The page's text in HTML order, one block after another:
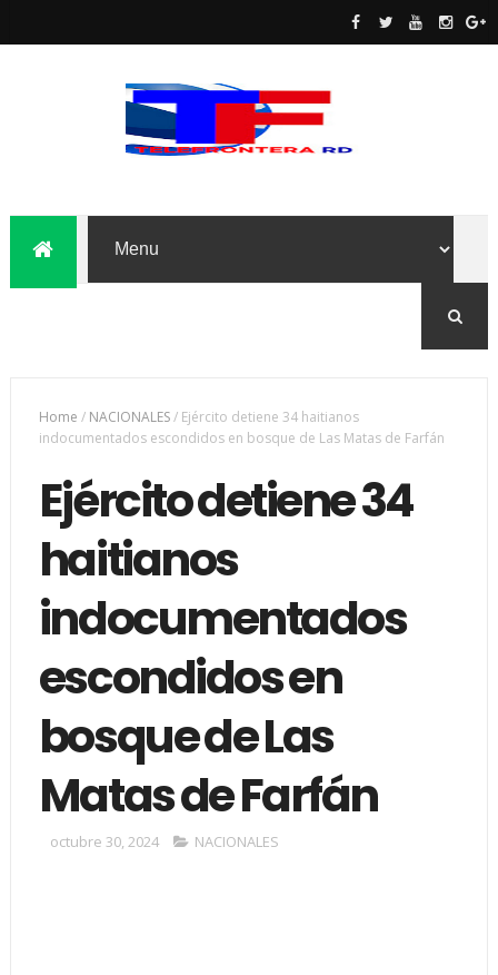
Home / NACIONALES/ Ejército detiene 34 haitianos
indocumentados escondidos en bosque de Las Matas de Farfán
Ejército detiene 34
haitianos
indocumentados
escondidos en
bosque de Las
Matas de Farfán
octubre 30, 2024 NACIONALES